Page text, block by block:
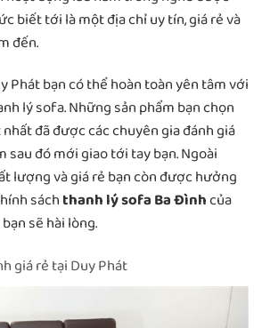
biết tới là một địa chỉ uy tín, giá rẻ và
đến.
Phát bạn có thể hoàn toàn yên tâm với
lý sofa. Những sản phẩm bạn chọn
đã được các chuyên gia đánh giá
sau đó mới giao tới tay bạn. Ngoài
lượng và giá rẻ bạn còn được hưởng
sáchthanh lý sofa Ba Đìnhcủa
sẽ hài lòng.
giá rẻ tại Duy Phát